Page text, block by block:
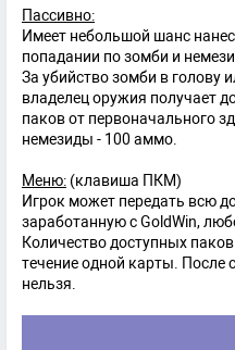
Пассивно:
Имеет небольшой шанс
попадании по зомби и
За убийство зомби в голову
владелец оружия получает
паков от первоначального
немезиды - 100 аммо.
Меню: (клавиша ПКМ)
Игрок может передать всю
заработанную с GoldWin,
Количество доступных
течение одной карты. После
нельзя.